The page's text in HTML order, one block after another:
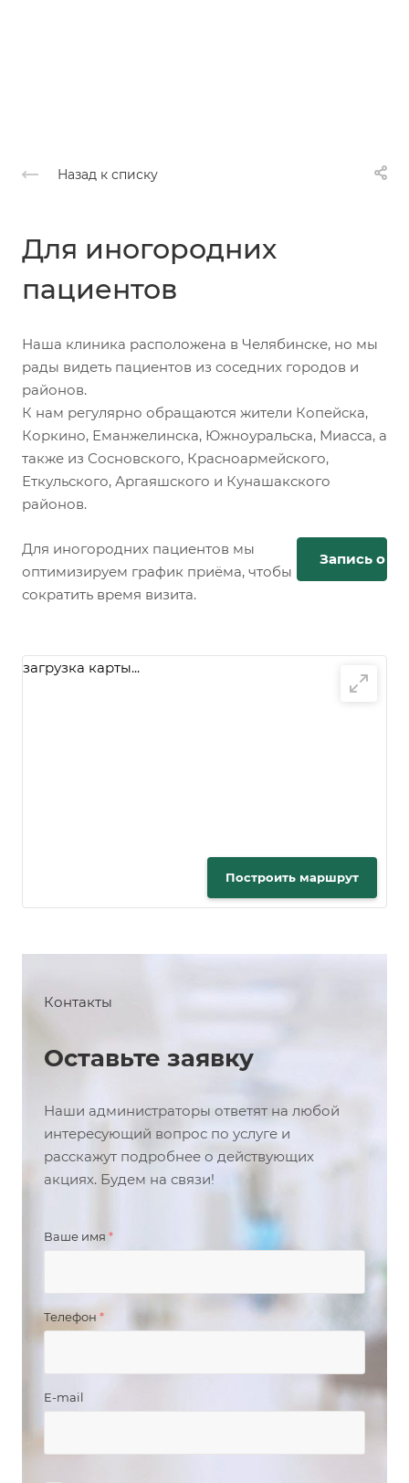
Назад к списку
Для иногородних
пациентов
Наша клиника расположена в Челябинске, но мы
рады видеть пациентов из соседних городов и
районов.
К нам регулярно обращаются жители Копейска,
Коркино, Еманжелинска, Южноуральска, Миасса, а
также из Сосновского, Красноармейского,
Еткульского, Аргаяшского и Кунашакского
районов.
Для иногородних пациентов мы
оптимизируем график приёма, чтобы
сократить время визита.
Запись
загрузка карты...
Построить маршрут
Контакты
Оставьте заявку
Наши администраторы ответят на любой
интересующий вопрос по услуге и
расскажут подробнее о действующих
акциях. Будем на связи!
Ваше имя *
Телефон *
E-mail